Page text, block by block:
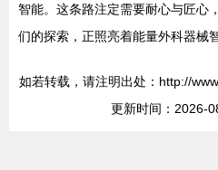
智能。这条路注定需要耐心与匠心
们的探索，正照亮着能量外科器械
如若转载，请注明出处：http://
更新时间：2026-